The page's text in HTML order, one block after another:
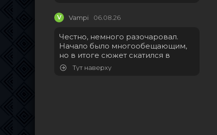
V Vampi 06.08.26
Честно, немного разочаровал.
Начало было многообещающим,
но в итоге сюжет скатился в
Тут наверху